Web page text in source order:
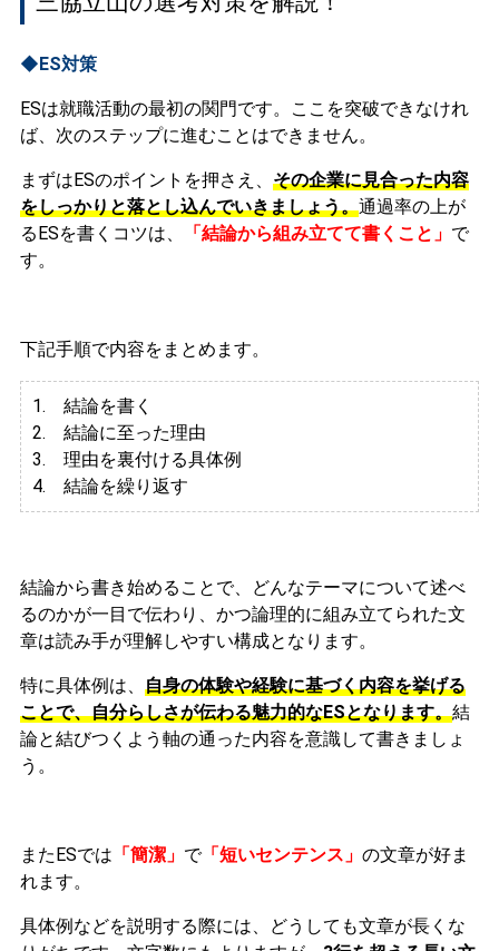
◆ES対策
ESは就職活動の最初の関門です。ここを突破できなけれ
ば、次のステップに進むことはできません。
まずはESのポイントを押さえ、 その企業に見合った内容
をしっかりと落とし込んでいきましょう。通過率の上が
るESを書くコツは、
「結論から組み立てて書くこと」 で
す。
下記手順で内容をまとめます。
1. 結論を書く
2. 結論に至った理由
3. 理由を裏付ける具体例
4. 結論を繰り返す
結論から書き始めることで、どんなテーマについて述べ
るのかが一目で伝わり、かつ論理的に組み立てられた文
章は読み手が理解しやすい構成となります。
特に具体例は、 自身の体験や経験に基づく内容を挙げる
ことで、自分らしさが伝わる魅力的なESとなります。結
論と結びつくよう軸の通った内容を意識して書きましょ
う。
またESでは 「簡潔」 で「短いセンテンス」 の文章が好ま
れます。
具体例などを説明する際には、どうしても文章が長くな